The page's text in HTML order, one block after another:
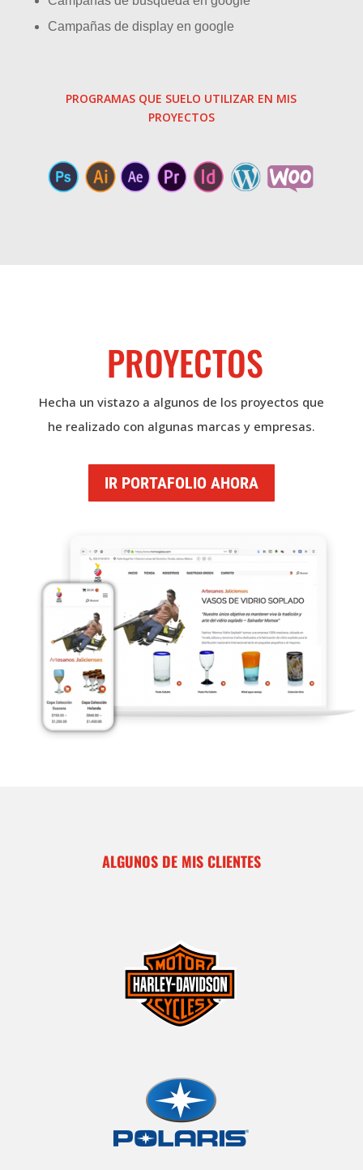
Campañas de display en google
PROGRAMAS QUE SUELO UTILIZAR EN MIS
PROYECTOS
PROYECTOS
Hecha un vistazo a algunos de los proyectos que
he realizado con algunas marcas y empresas.
IR PORTAFOLIO AHORA
ALGUNOS DE MIS CLIENTES